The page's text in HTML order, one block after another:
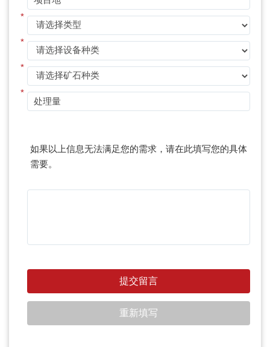
*
*
*
*
如果以上信息无法满足您的需求，请在此填写您的具体
需要。